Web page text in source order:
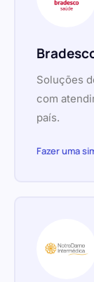
Soluções
com
país.
Fazer uma